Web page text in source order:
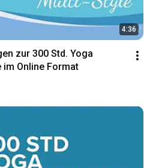
4:36
zur 300 Std. Yoga
Online Format